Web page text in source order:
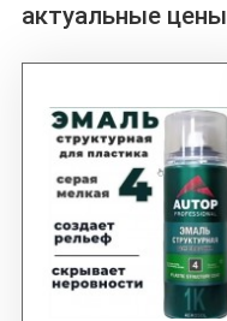
актуальные цены